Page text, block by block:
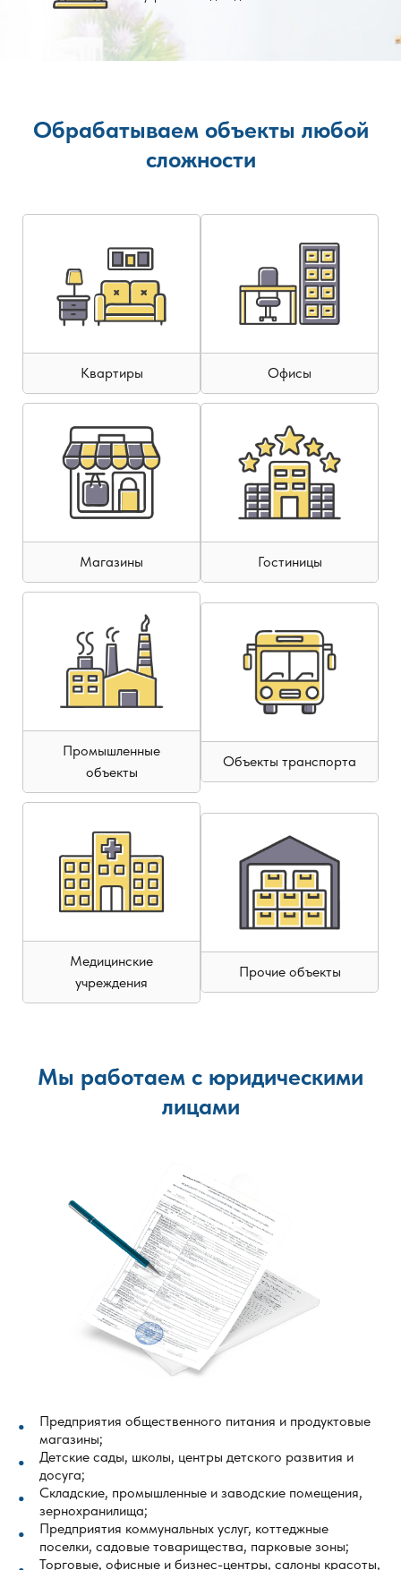
Обрабатываем объекты любой
сложности
Квартиры Офисы
Магазины Гостиницы
Промышленные
объекты
Объекты транспорта
Медицинские
учреждения
Прочие объекты
Мы работаем с юридическими
лицами
Предприятия общественного питания и продуктовые
магазины;
Детские сады, школы, центры детского развития и
досуга;
Складские, промышленные и заводские помещения,
зернохранилища;
Предприятия коммунальных услуг, коттеджные
поселки, садовые товарищества, парковые зоны;
Торговые, офисные и бизнес-центры, салоны красоты,